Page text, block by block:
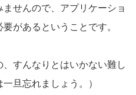
せんので、アプリケーショ
があるということです。
、すんなりとはいかない難し
旦忘れましょう。）